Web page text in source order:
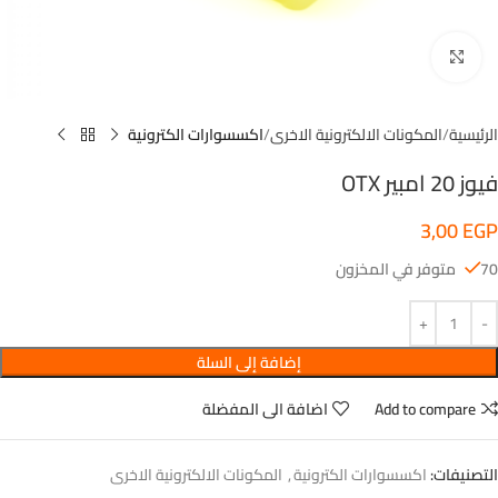
الرئيسية المكونات الالكترونية الاخرى اكسسوارات الكترونية
فيوز 20 امبير OTX
3,00EGP
70 متوفر في المخزون
إضافة إلى السلة
Add to compare
اضافة الى المفضلة
التصنيفات:اكسسوارات الكترونية, المكونات الالكترونية الاخرى